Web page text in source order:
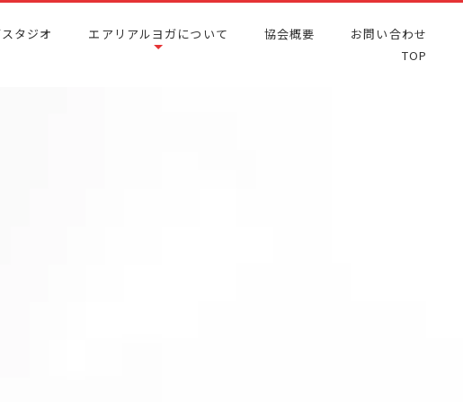
お問い合わせ
協会概要
エアリアルヨガについて
タジオ
TOP